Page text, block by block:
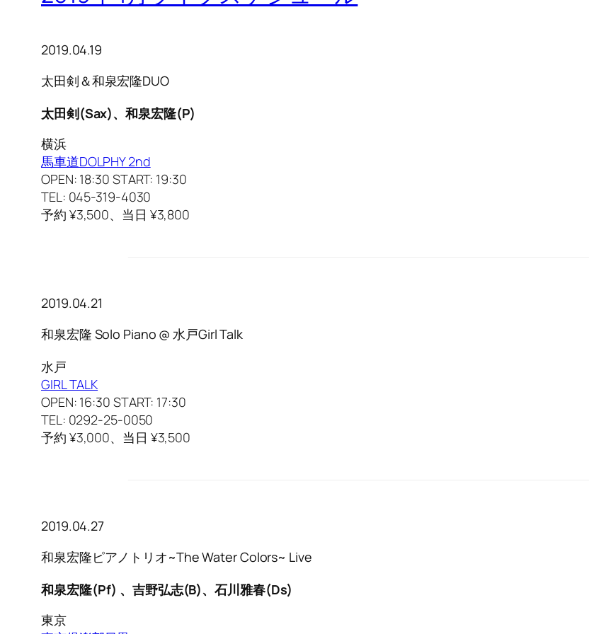
2019.04.19
太田剣＆和泉宏隆DUO
太田剣(Sax)、和泉宏隆(P)
横浜
馬車道DOLPHY 2nd
OPEN: 18:30 START: 19:30
TEL: 045-319-4030
予約 ¥3,500、当日 ¥3,800
2019.04.21
和泉宏隆 Solo Piano @ 水戸Girl Talk
水戸
GIRL TALK
OPEN: 16:30 START: 17:30
TEL: 0292-25-0050
予約 ¥3,000、当日 ¥3,500
2019.04.27
和泉宏隆ピアノトリオ~The Water Colors~ Live
和泉宏隆(Pf) 、吉野弘志(B)、石川雅春(Ds)
東京